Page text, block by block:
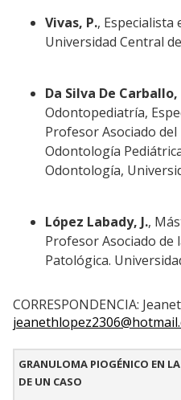
Vivas, P.,
Universidad Central
Da Silva De Carballo,
Odontopediatría,
Profesor Asociado
Odontología
Odontología,
López Labady, J.,
Profesor Asociado de
Patológica.
CORRESPONDENCIA:
GRANULOMA PIOGÉNICO EN
DE UN CASO